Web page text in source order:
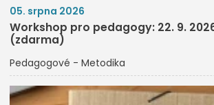
05. srpna 2026
Workshop pro pedagogy: 22. 9.
(zdarma)
Pedagogové - Metodika